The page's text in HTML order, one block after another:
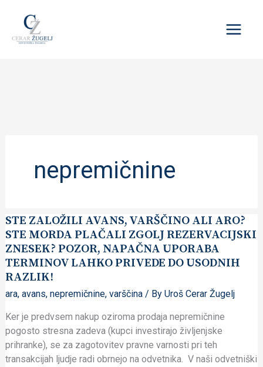
content
nepremičnine
STE ZALOŽILI AVANS, VARŠČINO ALI ARO?
STE MORDA PLAČALI ZGOLJ REZERVACIJSKI
ZNESEK? POZOR, NAPAČNA UPORABA
TERMINOV LAHKO PRIVEDE DO USODNIH
RAZLIK!
ara, avans, nepremičnine, varščina/ By Uroš Cerar Žugelj
Ker je predvsem nakup oziroma prodaja nepremičnine
pogosto stresna zadeva (kupci investirajo življenjske
prihranke), se za zagotovitev pravne varnosti pri teh
transakcijah ljudje radi obrnejo na odvetnika. V naši odvetniški
STE
ZALOŽILI
AVANS,
VARŠČINO
ALI
ARO?
STE
MORDA
PLAČALI
ZGOLJ
REZERVACIJSKI
POZOR,
NAPAČNA
UPORABA
TERMINOV
LAHKO
PRIVEDE